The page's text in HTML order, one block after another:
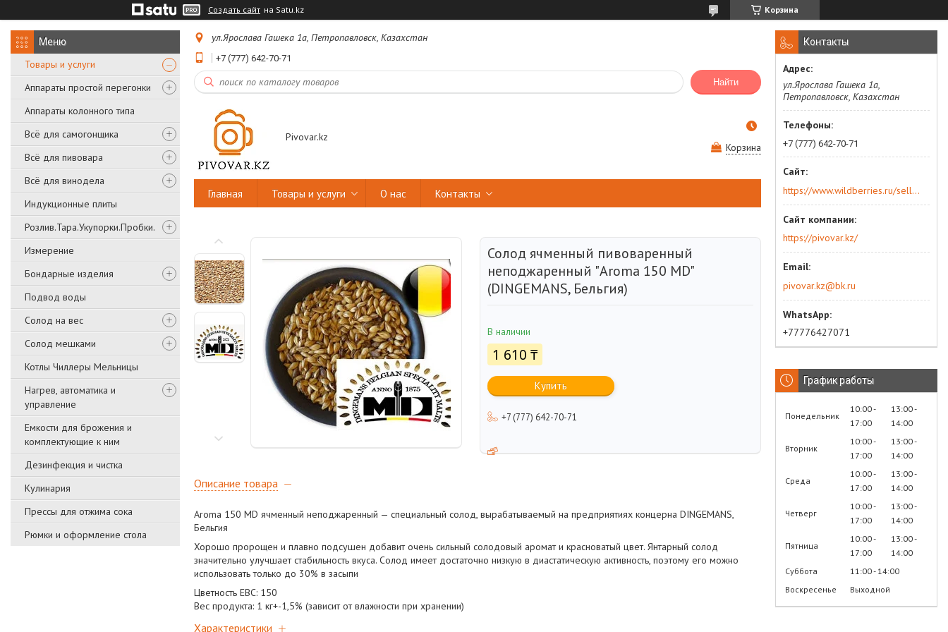
Создать сайт на Satu.kz Корзина
Товары и услуги
Аппараты простой перегонки
Аппараты колонного типа
Всё для самогонщика
Всё для пивовара
Всё для винодела
Индукционные плиты
Розлив.Тара.Укупорки.Пробки.
Измерение
Бондарные изделия
Подвод воды
Солод на вес
Солод мешками
Котлы Чиллеры Мельницы
Нагрев, автоматика и
управление
Емкости для брожения и
комплектующие к ним
Дезинфекция и чистка
Кулинария
Прессы для отжима сока
Рюмки и оформление стола
ул.Ярослава Гашека 1а, Петропавловск, Казахстан
+7 (777) 642-70-71
Найти
Pivovar.kz
Корзина
Главная Товары и услуги О нас Контакты
Солод ячменный пивоваренный
неподжаренный "Aroma 150 MD"
(DINGEMANS, Бельгия)
В наличии
1 610 ₸
Купить
+7 (777) 642-70-71
Описание товара
Aroma 150 MD ячменный неподжаренный — специальный солод, вырабатываемый на предприятиях концерна DINGEMANS,
Бельгия
Хорошо пророщен и плавно подсушен добавит очень сильный солодовый аромат и красноватый цвет. Янтарный солод
значительно улучшает стабильность вкуса. Солод имеет достаточно низкую в диастатическую активность, поэтому его можно
использовать только до 30% в засыпи
Цветность ЕВС: 150
Вес продукта: 1 кг+-1,5% (зависит от влажности при хранении)
Характеристики
Контакты
ул.Ярослава Гашека 1а,
Петропавловск, Казахстан
+7 (777) 642-70-71
https://www.wildberries.ru/seller/250044277
https://pivovar.kz/
pivovar.kz@bk.ru
+77776427071
График работы
Понедельник
10:00
17:00
13:00
14:00
Вторник
10:00
17:00
13:00
14:00
Среда
10:00
17:00
13:00
14:00
Четверг
10:00
17:00
13:00
14:00
Пятница
10:00
17:00
13:00
14:00
Суббота
11:00 14:00
Воскресенье
Выходной